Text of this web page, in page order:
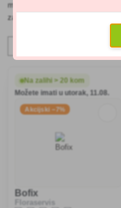
mogu napraviti veliku štetu,
zavojnom pupu.
Na zalihi > 20 kom
Možete imati u utorak, 11.08.
Akcijski −7%
Bofix
Floraservis